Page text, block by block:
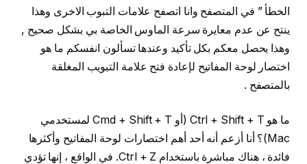
الخطأ ” في المتصفح وانا اتصفح علامات التبوب الاخرى وهذا
ينتح عن عدم معايرة سرعة الماوس الخاصة بي بشكل صحيح ,
وهذا يحصل معكم بكل تأكيد وعندها تسألون انفسكم ما هو
اختصار لوحة المفاتيح لإعادة فتح علامة التبويب المغلقة
بالمتصفح .
ما هو Ctrl + Shift + T (أو Cmd + Shift + T لمستخدمي
Mac)؟ أنا أزعم أنه أحد أهم اختصارات لوحة المفاتيح وأكثرها
فائدة ، هناك مباشرة باستخدام Ctrl + Z. في الواقع ، إنها تؤدي